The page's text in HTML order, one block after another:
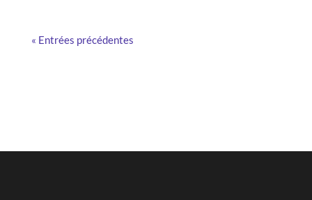
« Entrées précédentes